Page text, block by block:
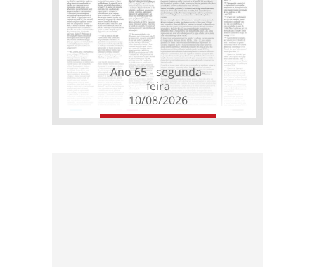
Ano 65 - segunda-
feira
10/08/2026